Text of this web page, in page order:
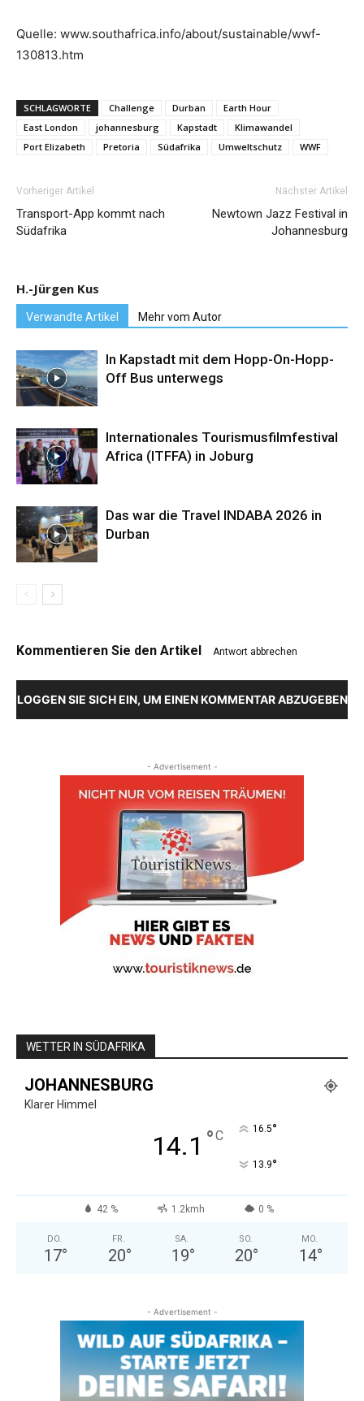
Quelle: www.southafrica.info/about/sustainable/wwf-
130813.htm
SCHLAGWORTE Challenge Durban
Earth Hour
East London
johannesburg Kapstadt
Klimawandel
Port Elizabeth
Pretoria Südafrika Umweltschutz WWF
Vorheriger Artikel
Transport-App kommt nach
Südafrika
Nächster Artikel
Newtown Jazz Festival in
Johannesburg
H.-Jürgen Kus
Verwandte Artikel Mehr vom Autor
In Kapstadt mit dem Hopp-On-Hopp-
Off Bus unterwegs
Internationales Tourismusfilmfestival
Africa (ITFFA) in Joburg
Das war die Travel INDABA 2026 in
Durban
Kommentieren Sie den Artikel Antwort abbrechen
LOGGEN SIE SICH EIN, UM EINEN KOMMENTAR ABZUGEBEN
- Advertisement -
WETTER IN SÜDAFRIKA
JOHANNESBURG
Klarer Himmel
14.1 °C 16.5°
13.9°
42 % 1.2kmh 0 %
DO.
17°
FR.
20°
SA.
19°
SO.
20°
MO.
14°
- Advertisement -